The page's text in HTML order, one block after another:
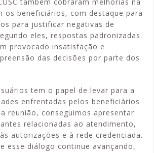
também cobraram melhorias na
os beneficiários, com destaque para
para justificar negativas de
eles, respostas padronizadas
provocado insatisfação e
das decisões por parte dos
tem o papel de levar para a
enfrentadas pelos beneficiários
reunião, conseguimos apresentar
relacionadas ao atendimento,
autorizações e à rede credenciada.
esse diálogo continue avançando,